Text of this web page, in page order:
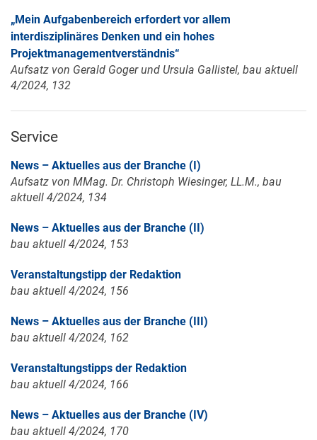
„Mein Aufgabenbereich erfordert vor allem
interdisziplinäres Denken und ein hohes
Projektmanagementverständnis“
Aufsatz von Gerald Goger und Ursula Gallistel, bau aktuell
4/2024, 132
Service
News – Aktuelles aus der Branche (I)
Aufsatz von MMag. Dr. Christoph Wiesinger, LL.M., bau
aktuell 4/2024, 134
News – Aktuelles aus der Branche (II)
bau aktuell 4/2024, 153
Veranstaltungstipp der Redaktion
bau aktuell 4/2024, 156
News – Aktuelles aus der Branche (III)
bau aktuell 4/2024, 162
Veranstaltungstipps der Redaktion
bau aktuell 4/2024, 166
News – Aktuelles aus der Branche (IV)
bau aktuell 4/2024, 170